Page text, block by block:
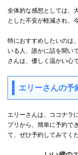
全体的な感想としては、
とした不安が軽減され、
特におすすめしたいのは
いる人、誰かに話を聞い
さんは、優しく温かい心
エリーさんの予
エリーさんは、ココナラ
プリから、簡単に予約で
て、ぜひ予約してみてくだ